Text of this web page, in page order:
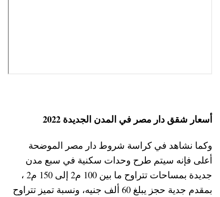
أسعار شقق دار مصر في المدن الجديدة 2022
وكما نشاهد في كراسة شروط دار مصر الموضحة
أعلى فإنه سيتم طرح وحدات سكنية في سبع مدن
جديدة بمساحات تتراوح ما بين 100 م2 إلى 150 م2 ،
بمقدم جدية حجز يبلغ 60 ألف جنيه، ونسبة تميز تتراوح